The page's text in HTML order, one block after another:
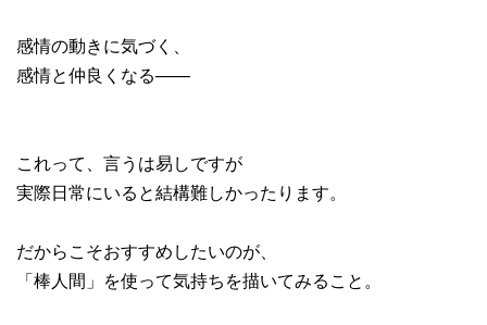
感情の動きに気づく、
感情と仲良くなる――
これって、言うは易しですが
実際日常にいると結構難しかったります。
だからこそおすすめしたいのが、
「棒人間」を使って気持ちを描いてみること。